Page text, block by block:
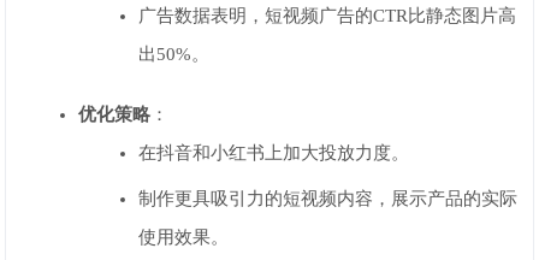
广告数据表明，短视频广告的CTR比静态图片高
出50%。
优化策略 ：
在抖音和小红书上加大投放力度。
制作更具吸引力的短视频内容，展示产品的实际
使用效果。